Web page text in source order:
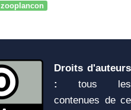
zooplancon
Droits d'auteurs
:
tous les
contenues de ce